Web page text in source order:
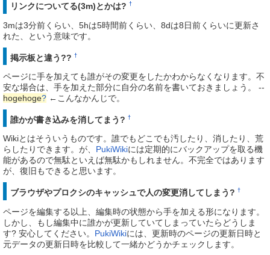
リンクについてる(3m)とかは? †
3mは3分前くらい、5hは5時間前くらい、8dは8日前くらいに更新さ
れた、という意味です。
掲示板と違う?? †
ページに手を加えても誰がその変更をしたかわからなくなります。不
安な場合は、手を加えた部分に自分の名前を書いておきましょう。 --
hogehoge? ←こんなかんじで。
誰かが書き込みを消してまう? †
Wikiとはそういうものです。誰でもどこでも汚したり、消したり、荒
らしたりできます。が、 PukiWikiには定期的にバックアップを取る機
能があるので無駄といえば無駄かもしれません。不完全ではあります
が、復旧もできると思います。
ブラウザやプロクシのキャッシュで人の変更消してしまう? †
ページを編集する以上、編集時の状態から手を加える形になります。
しかし、もし編集中に誰かが更新していてしまっていたらどうしま
す? 安心してください。 PukiWikiには、更新時のページの更新日時と
元データの更新日時を比較して一緒かどうかチェックします。